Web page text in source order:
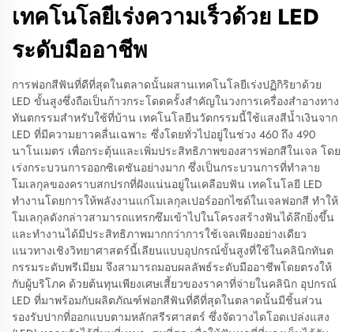
เทคโนโลยีเร่งความเร็วด้วย LED
ระดับมืออาชีพ
การฟอกสีฟันที่ดีที่สุดในตลาดนั้นผสานเทคโนโลยีเร่งปฏิกิริยาด้วย
LED ขั้นสูงซึ่งถือเป็นก้าวกระโดดครั้งสำคัญในวงการเครื่องสำอางทาง
ทันตกรรมสำหรับใช้ที่บ้าน เทคโนโลยีนวัตกรรมนี้ใช้แสงสีน้ำเงินจาก
LED ที่มีความยาวคลื่นเฉพาะ ซึ่งโดยทั่วไปอยู่ในช่วง 460 ถึง 490
นาโนเมตร เพื่อกระตุ้นและเพิ่มประสิทธิภาพของสารฟอกสีในเจล โดย
เร่งกระบวนการออกซิเดชันอย่างมาก ซึ่งเป็นกระบวนการที่ทำลาย
โมเลกุลของคราบสกปรกที่ฝังแน่นอยู่ในเคลือบฟัน เทคโนโลยี LED
ทำงานโดยการให้พลังงานแก่โมเลกุลเปอร์ออกไซด์ในเจลฟอกสี ทำให้
โมเลกุลดังกล่าวสามารถแทรกซึมเข้าไปในโครงสร้างฟันได้ลึกยิ่งขึ้น
และทำงานได้มีประสิทธิภาพมากกว่าการใช้เจลเพียงอย่างเดียว
แนวทางเชิงวิทยาศาสตร์นี้เลียนแบบอุปกรณ์ขั้นสูงที่ใช้ในคลินิกทันต
กรรมระดับพรีเมียม จึงสามารถมอบผลลัพธ์ระดับมืออาชีพโดยตรงให้
กับผู้บริโภค ด้วยต้นทุนเพียงเศษเสี้ยวของราคาที่จ่ายในคลินิก อุปกรณ์
LED ที่มาพร้อมกับผลิตภัณฑ์ฟอกสีฟันที่ดีที่สุดในตลาดนั้นมีชิ้นส่วน
รองรับปากที่ออกแบบตามหลักสรีรศาสตร์ ซึ่งจัดวางไดโอดเปล่งแสง